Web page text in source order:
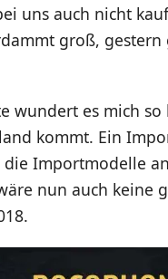
uns auch nicht
groß,
wundert es mich
kommt. Ein
die Importmodelle
nun auch keine